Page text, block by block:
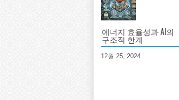
에너지 효율성과 AI의
구조적 한계
12월 25, 2024